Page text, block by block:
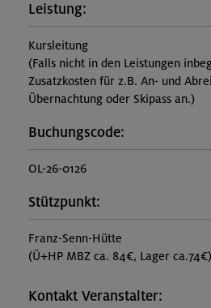
Leistung:
Kursleitung
(Falls nicht in den Leistungen
Zusatzkosten für z.B. An- und
Übernachtung oder Skipass an.)
Buchungscode:
OL-26-0126
Stützpunkt:
Franz-Senn-Hütte
(Ü+HP MBZ ca. 84€, Lager ca.74€)
Kontakt Veranstalter: